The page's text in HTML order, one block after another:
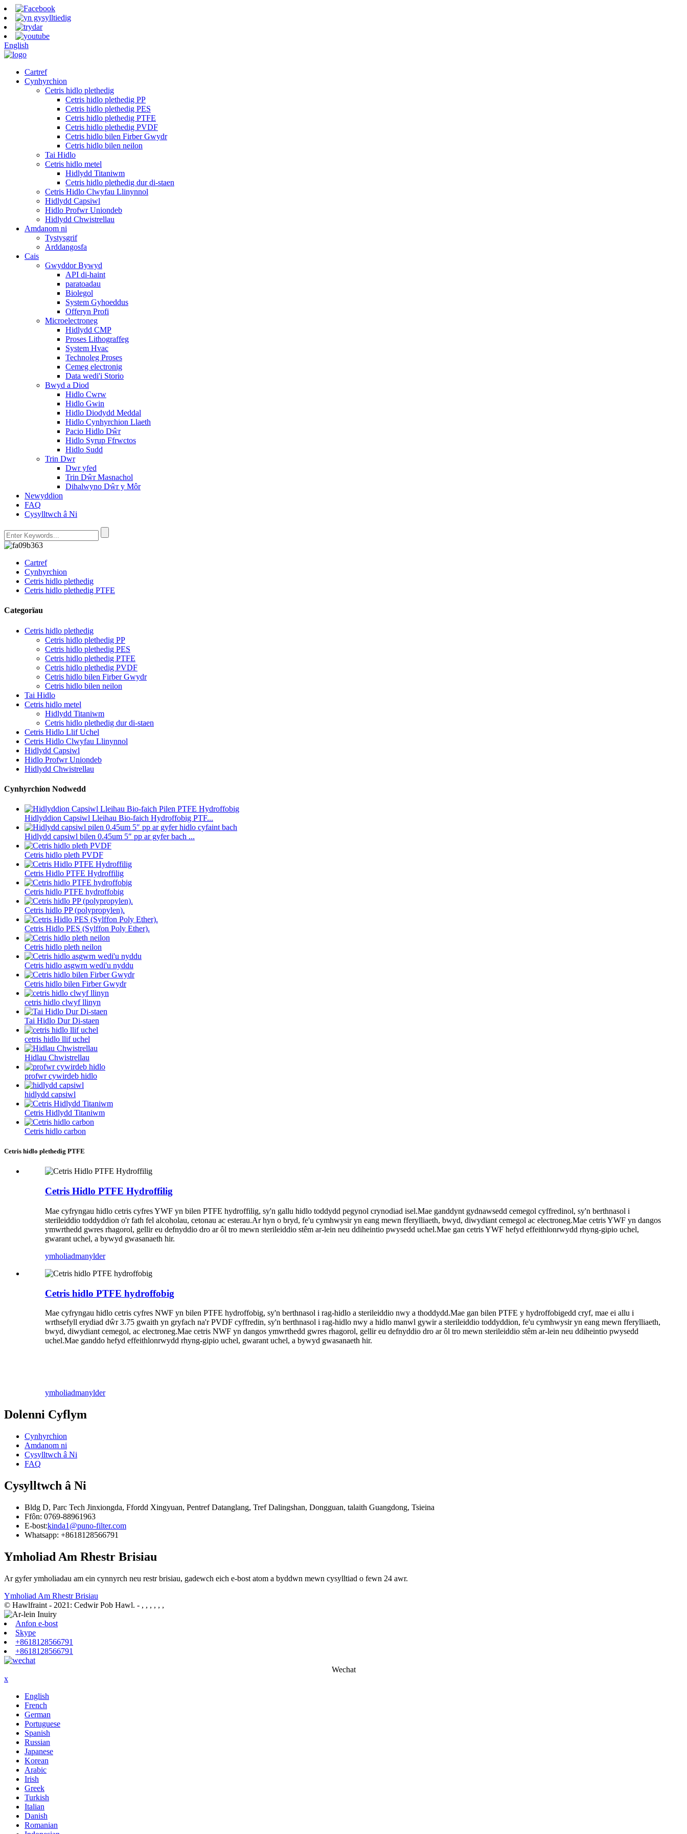
English
Cartref
Cynhyrchion
Cetris hidlo plethedig
Cetris hidlo plethedig PP
Cetris hidlo plethedig PES
Cetris hidlo plethedig PTFE
Cetris hidlo plethedig PVDF
Cetris hidlo bilen Firber Gwydr
Cetris hidlo bilen neilon
Tai Hidlo
Cetris hidlo metel
Hidlydd Titaniwm
Cetris hidlo plethedig dur di-staen
Cetris Hidlo Clwyfau Llinynnol
Hidlydd Capsiwl
Hidlo Profwr Uniondeb
Hidlydd Chwistrellau
Amdanom ni
Tystysgrif
Arddangosfa
Cais
Gwyddor Bywyd
API di-haint
paratoadau
Biolegol
System Gyhoeddus
Offeryn Profi
Microelectroneg
Hidlydd CMP
Proses Lithograffeg
System Hvac
Technoleg Proses
Cemeg electronig
Data wedi'i Storio
Bwyd a Diod
Hidlo Cwrw
Hidlo Gwin
Hidlo Diodydd Meddal
Hidlo Cynhyrchion Llaeth
Pacio Hidlo Dŵr
Hidlo Syrup Ffrwctos
Hidlo Sudd
Trin Dwr
Dwr yfed
Trin Dŵr Masnachol
Dihalwyno Dŵr y Môr
Newyddion
FAQ
Cysylltwch â Ni
Cartref
Cynhyrchion
Cetris hidlo plethedig
Cetris hidlo plethedig PTFE
Categorïau
Cetris hidlo plethedig
Cetris hidlo plethedig PP
Cetris hidlo plethedig PES
Cetris hidlo plethedig PTFE
Cetris hidlo plethedig PVDF
Cetris hidlo bilen Firber Gwydr
Cetris hidlo bilen neilon
Tai Hidlo
Cetris hidlo metel
Hidlydd Titaniwm
Cetris hidlo plethedig dur di-staen
Cetris Hidlo Llif Uchel
Cetris Hidlo Clwyfau Llinynnol
Hidlydd Capsiwl
Hidlo Profwr Uniondeb
Hidlydd Chwistrellau
Cynhyrchion Nodwedd
Hidlyddion Capsiwl Lleihau Bio-faich Hydroffobig PTF...
Hidlydd capsiwl bilen 0.45um 5″ pp ar gyfer bach ...
Cetris hidlo pleth PVDF
Cetris Hidlo PTFE Hydroffilig
Cetris hidlo PTFE hydroffobig
Cetris hidlo PP (polypropylen).
Cetris Hidlo PES (Sylffon Poly Ether).
Cetris hidlo pleth neilon
Cetris hidlo asgwrn wedi'u nyddu
Cetris hidlo bilen Firber Gwydr
cetris hidlo clwyf llinyn
Tai Hidlo Dur Di-staen
cetris hidlo llif uchel
Hidlau Chwistrellau
profwr cywirdeb hidlo
hidlydd capsiwl
Cetris Hidlydd Titaniwm
Cetris hidlo carbon
Cetris hidlo plethedig PTFE
Cetris Hidlo PTFE Hydroffilig
Mae cyfryngau hidlo cetris cyfres YWF yn bilen PTFE hydroffilig, sy'n gallu hidlo toddydd pegynol crynodiad isel.Mae ganddynt gydnawsedd cemegol cyffredinol, sy'n berthnasol i
sterileiddio toddyddion o'r fath fel alcoholau, cetonau ac esterau.Ar hyn o bryd, fe'u cymhwysir yn eang mewn fferylliaeth, bwyd, diwydiant cemegol ac electroneg.Mae cetris YWF yn dangos
ymwrthedd gwres rhagorol, gellir eu defnyddio dro ar ôl tro mewn sterileiddio stêm ar-lein neu ddiheintio pwysedd uchel.Mae gan cetris YWF hefyd effeithlonrwydd rhyng-gipio uchel,
gwarant uchel, a bywyd gwasanaeth hir.
ymholiadmanylder
Cetris hidlo PTFE hydroffobig
Mae cyfryngau hidlo cetris cyfres NWF yn bilen PTFE hydroffobig, sy'n berthnasol i rag-hidlo a sterileiddio nwy a thoddydd.Mae gan bilen PTFE y hydroffobigedd cryf, mae ei allu i
wrthsefyll erydiad dŵr 3.75 gwaith yn gryfach na'r PVDF cyffredin, sy'n berthnasol i rag-hidlo nwy a hidlo manwl gywir a sterileiddio toddyddion, fe'u cymhwysir yn eang mewn fferylliaeth,
bwyd, diwydiant cemegol, ac electroneg.Mae cetris NWF yn dangos ymwrthedd gwres rhagorol, gellir eu defnyddio dro ar ôl tro mewn sterileiddio stêm ar-lein neu ddiheintio pwysedd
uchel.Mae ganddo hefyd effeithlonrwydd rhyng-gipio uchel, gwarant uchel, a bywyd gwasanaeth hir.
ymholiadmanylder
Dolenni Cyflym
Cynhyrchion
Amdanom ni
Cysylltwch â Ni
FAQ
Cysylltwch â Ni
Bldg D, Parc Tech Jinxiongda, Ffordd Xingyuan, Pentref Datanglang, Tref Dalingshan, Dongguan, talaith Guangdong, Tsieina
Ffôn: 0769-88961963
E-bost:kinda1@puno-filter.com
Whatsapp: +8618128566791
Ymholiad Am Rhestr Brisiau
Ar gyfer ymholiadau am ein cynnyrch neu restr brisiau, gadewch eich e-bost atom a byddwn mewn cysylltiad o fewn 24 awr.
Ymholiad Am Rhestr Brisiau
© Hawlfraint - 2021: Cedwir Pob Hawl. - , , , , , ,
Anfon e-bost
Skype
+8618128566791
+8618128566791
Wechat
x
English
French
German
Portuguese
Spanish
Russian
Japanese
Korean
Arabic
Irish
Greek
Turkish
Italian
Danish
Romanian